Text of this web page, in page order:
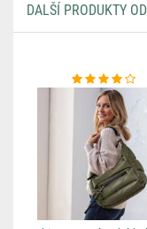
DALŠÍ PRODUKTY